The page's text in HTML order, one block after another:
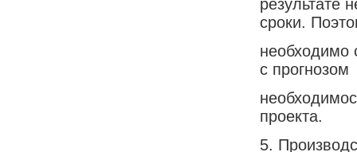
результате
сроки.
необходимо
с прогнозом
проекта.
5.